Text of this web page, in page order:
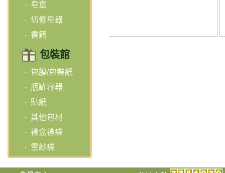
皂章
切修皂器
書籍
包裝館
包膜/包裝紙
瓶罐容器
貼紙
其他包材
禮盒禮袋
雪紗袋